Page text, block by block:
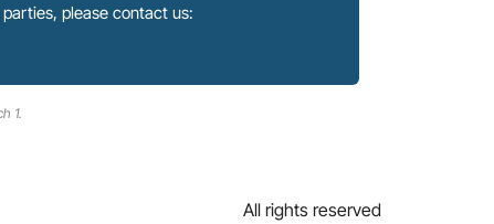
please contact us:
1.
All rights reserved